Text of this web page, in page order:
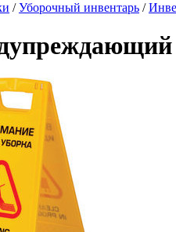
/Уборочный инвентарь /